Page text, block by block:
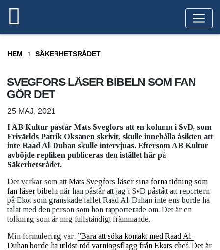
HEM SÄKERHETSRÅDET
SVEGFORS LÄSER BIBELN SOM FAN
GÖR DET
25 MAJ, 2021
I AB Kultur påstår Mats Svegfors att en kolumn i SvD, som
Frivärlds Patrik Oksanen skrivit, skulle innehålla åsikten att
inte Raad Al-Duhan skulle intervjuas. Eftersom AB Kultur
avböjde repliken publiceras den istället här på
Säkerhetsrådet.
Det verkar som att Mats Svegfors läser sina forna tidning som
fan läser bibeln när han påstår att jag i SvD påstått att reportern
på Ekot som granskade fallet Raad Al-Duhan inte ens borde ha
talat med den person som hon rapporterade om. Det är en
tolkning som är mig fullständigt främmande.
Min formulering var: ”Bara att söka kontakt med Raad Al-
Duhan borde ha utlöst röd varningsflagg från Ekots chef. Det är